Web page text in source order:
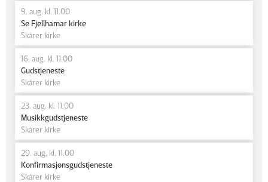
9. aug. kl. 11.00
Se Fjellhamar kirke
Skårer kirke
16. aug. kl. 11.00
Gudstjeneste
Skårer kirke
23. aug. kl. 11.00
Musikkgudstjeneste
Skårer kirke
29. aug. kl. 11.00
Konfirmasjonsgudstjeneste
Skårer kirke